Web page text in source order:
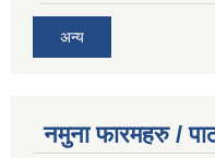
अन्य
नमुना फारमहरु /